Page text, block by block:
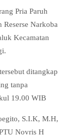
Pria Paruh
Narkoba
Kecamatan
ditangkap
tanpa
19.00 WIB
S.I.K, M.H,
Novris H